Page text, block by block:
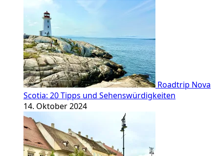
Roadtrip Nova
Scotia: 20 Tipps und Sehenswürdigkeiten
14. Oktober 2024